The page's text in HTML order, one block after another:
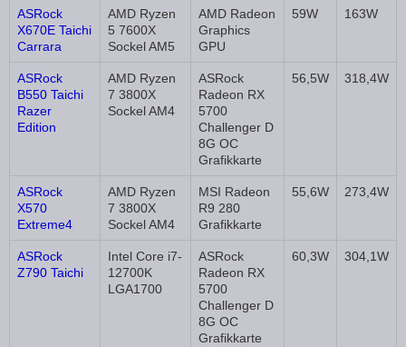
ASRock
X670E Taichi
Carrara
AMD Ryzen
5 7600X
Sockel AM5
AMD Radeon
Graphics
GPU
59W 163W
ASRock
B550 Taichi
Razer
Edition
AMD Ryzen
7 3800X
Sockel AM4
ASRock
Radeon RX
5700
Challenger D
8G OC
Grafikkarte
56,5W 318,4W
ASRock
X570
Extreme4
AMD Ryzen
7 3800X
Sockel AM4
MSI Radeon
R9 280
Grafikkarte
55,6W 273,4W
ASRock
Z790 Taichi
Intel Core i7-
12700K
LGA1700
ASRock
Radeon RX
5700
Challenger D
8G OC
Grafikkarte
60,3W 304,1W